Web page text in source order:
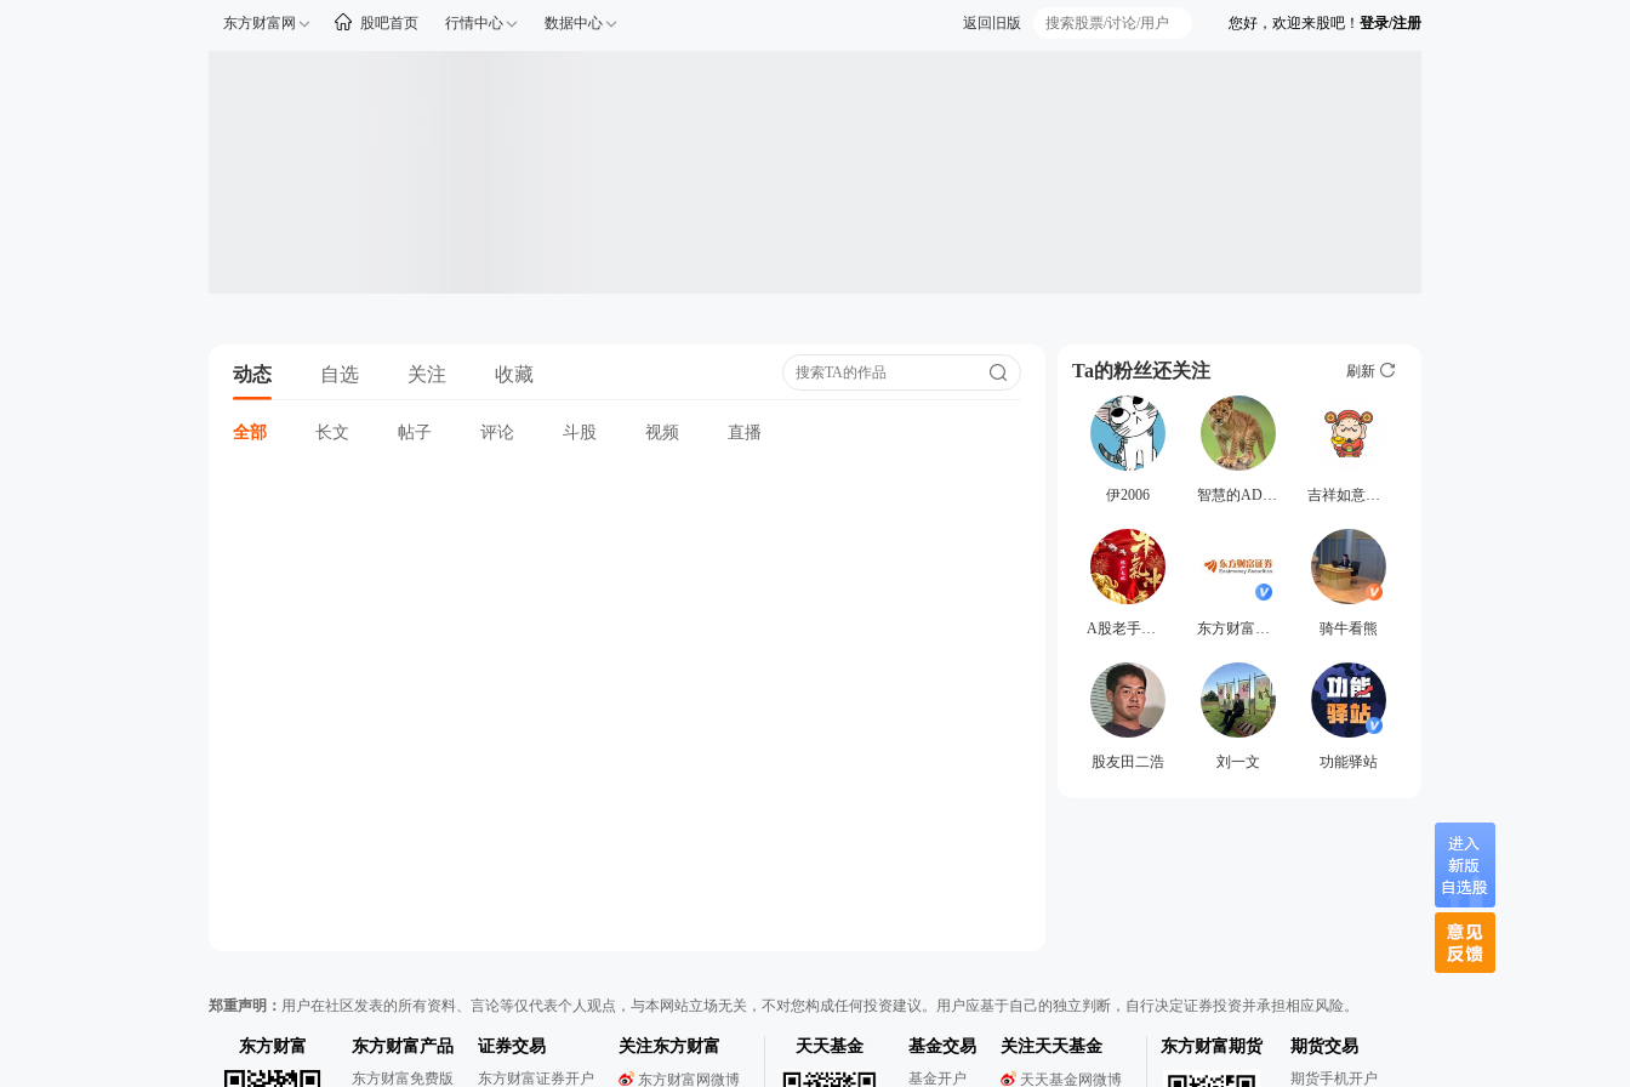
东方财富网 股吧首页 行情中心 数据中心 您好，欢迎来股吧！ 登录/注册
返回旧版
动态 自选 关注 收藏
全部 长文 帖子 评论 斗股 视频 直播
Ta的粉丝还关注 刷新
伊2006 智慧的ADAS 吉祥如意千手扉间
A股老手看盘 东方财富证券 骑牛看熊
股友田二浩 刘一文 功能驿站
郑重声明： 用户在社区发表的所有资料、言论等仅代表个人观点，与本网站立场无关，不对您构成任何投资建议。用户应基于自己的独立判断，自行决定证券投资并承担相应风险。
东方财富 东方财富产品
东方财富免费版
证券交易
东方财富证券开户
关注东方财富
东方财富网微博
天天基金 基金交易
基金开户
关注天天基金
天天基金网微博
东方财富期货 期货交易
期货手机开户